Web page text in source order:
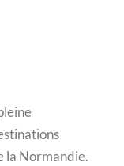
la Normandie.